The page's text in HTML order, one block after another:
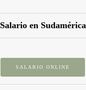
Salario en Sudamérica
SALARIO ONLINE